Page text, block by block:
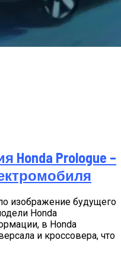
Prologue –
изображение будущего
Honda
в Honda
и кроссовера, что